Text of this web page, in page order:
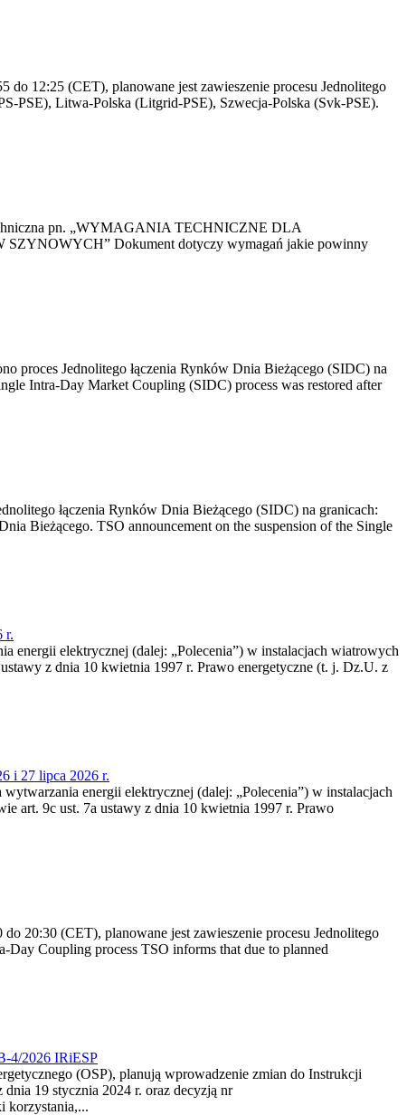
12:25 (CET), planowane jest zawieszenie procesu Jednolitego
PSE), Litwa-Polska (Litgrid-PSE), Szwecja-Polska (Svk-PSE).
pn. „WYMAGANIA TECHNICZNE DLA
Dokument dotyczy wymagań jakie powinny
proces Jednolitego łączenia Rynków Dnia Bieżącego (SIDC) na
Intra-Day Market Coupling (SIDC) process was restored after
łączenia Rynków Dnia Bieżącego (SIDC) na granicach:
Bieżącego. TSO announcement on the suspension of the Single
r.
energii elektrycznej (dalej: „Polecenia”) w instalacjach wiatrowych
z dnia 10 kwietnia 1997 r. Prawo energetyczne (t. j. Dz.U. z
i 27 lipca 2026 r.
energii elektrycznej (dalej: „Polecenia”) w instalacjach
art. 9c ust. 7a ustawy z dnia 10 kwietnia 1997 r. Prawo
20:30 (CET), planowane jest zawieszenie procesu Jednolitego
Day Coupling process TSO informs that due to planned
4/2026 IRiESP
(OSP), planują wprowadzenie zmian do Instrukcji
19 stycznia 2024 r. oraz decyzją nr
korzystania,...